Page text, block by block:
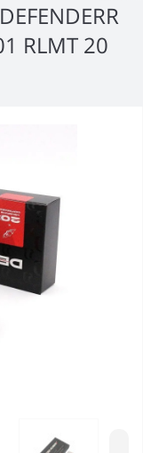
RLMT 20